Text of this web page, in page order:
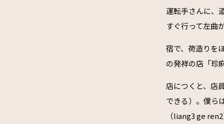
運転手さんに、
すぐ行って左曲
宿で、荷造りを
の発祥の店「珍
店につくと、店
できる）。僕ら
（liang3 ge